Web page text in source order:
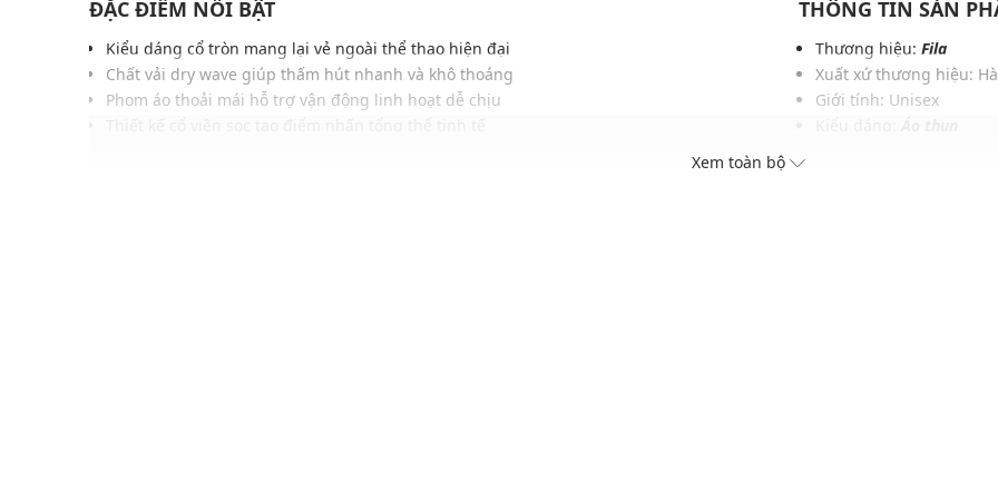
ĐẶC ĐIỂM NỔI BẬT
Kiểu dáng cổ tròn mang lại vẻ ngoài thể thao hiện đại
Chất vải dry wave giúp thấm hút nhanh và khô thoáng
Phom áo thoải mái hỗ trợ vận động linh hoạt dễ chịu
THÔNG TIN SẢN
Thương hiệu: Fila
Xuất xứ thương hiệu:
Giới tính: Unisex
Xem toàn bộ